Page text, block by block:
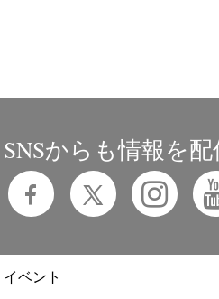
SNSからも情報を
イベント